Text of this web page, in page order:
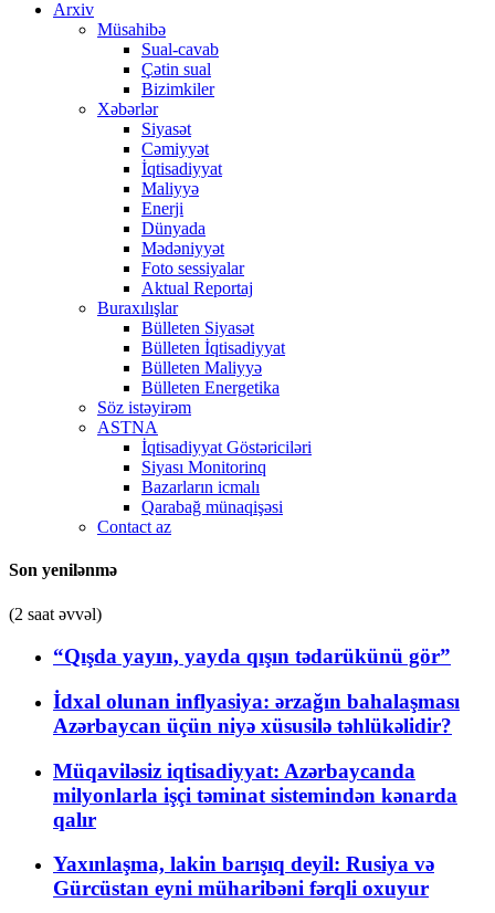
Arxiv
Müsahibə
Sual-cavab
Çətin sual
Bizimkiler
Xəbərlər
Siyasət
Cəmiyyət
İqtisadiyyat
Maliyyə
Enerji
Dünyada
Mədəniyyət
Foto sessiyalar
Aktual Reportaj
Buraxılışlar
Bülleten Siyasət
Bülleten İqtisadiyyat
Bülleten Maliyyə
Bülleten Energetika
Söz istəyirəm
ASTNA
İqtisadiyyat Göstəriciləri
Siyası Monitorinq
Bazarların icmalı
Qarabağ münaqişəsi
Contact az
Son yenilənmə
(2 saat əvvəl)
“Qışda yayın, yayda qışın tədarükünü gör”
İdxal olunan inflyasiya: ərzağın bahalaşması
Azərbaycan üçün niyə xüsusilə təhlükəlidir?
Müqaviləsiz iqtisadiyyat: Azərbaycanda
milyonlarla işçi təminat sistemindən kənarda
qalır
Yaxınlaşma, lakin barışıq deyil: Rusiya və
Gürcüstan eyni müharibəni fərqli oxuyur